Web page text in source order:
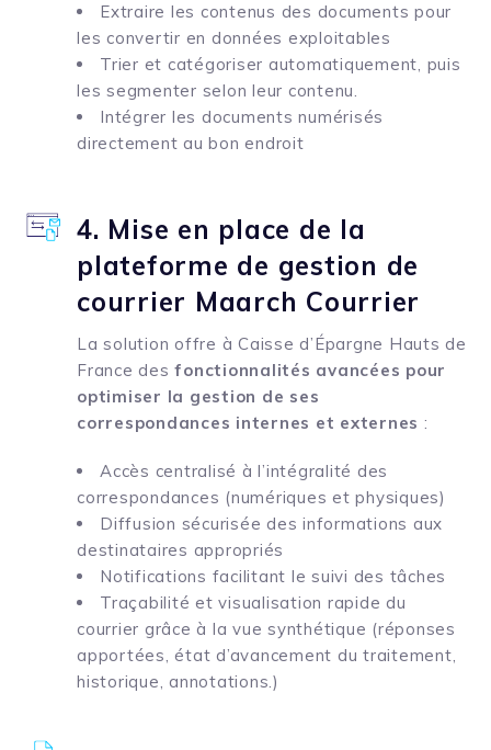
Extraire les contenus des documents pour
les convertir en données exploitables
Trier et catégoriser automatiquement, puis
les segmenter selon leur contenu.
Intégrer les documents numérisés
directement au bon endroit
4. Mise en place de la
plateforme de gestion de
courrier Maarch Courrier
La solution offre à Caisse d’Épargne Hauts de
France desfonctionnalités avancées pour
optimiser la gestion de ses
correspondances internes et externes :
Accès centralisé à l’intégralité des
correspondances (numériques et physiques)
Diffusion sécurisée des informations aux
destinataires appropriés
Notifications facilitant le suivi des tâches
Traçabilité et visualisation rapide du
courrier grâce à la vue synthétique (réponses
apportées, état d’avancement du traitement,
historique, annotations.)